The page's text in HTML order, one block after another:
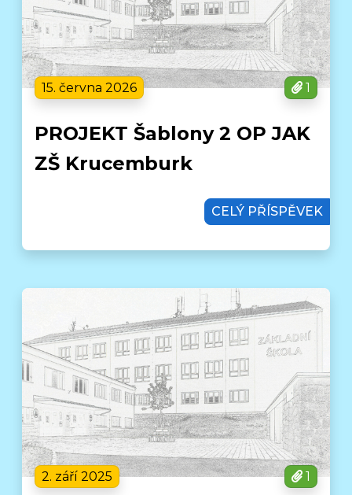
15. června 2026 1
PROJEKT Šablony 2 OP JAK
ZŠ Krucemburk
CELÝ PŘÍSPĚVEK
2. září 2025 1